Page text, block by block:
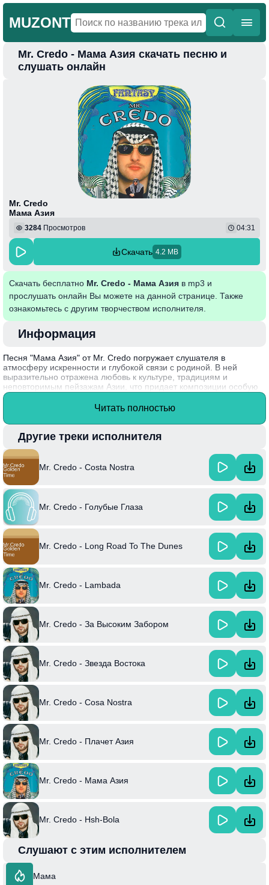
MUZONT
Главная
Mr. Credo - Мама Азия скачать песню и
слушать онлайн
Mr. Credo
Мама Азия
3284 Просмотров 04:31
Скачать 4.2 MB
Скачать бесплатно Mr. Credo - Мама Азия в mp3 и
прослушать онлайн Вы можете на данной странице. Также
ознакомьтесь с другим творчеством исполнителя.
Информация
Песня "Мама Азия" от Mr. Credo погружает слушателя в
атмосферу искренности и глубокой связи с родиной. В ней
выразительно отражена любовь к культуре, традициям и
неповторимым пейзажам Азии, что придает композиции особую
эмоциональную окраску. Лирика наполнена уважением и
гордостью за корни, побуждая слушателей оценить свое
современного звучания и искренних текстов делает эту песню
запоминающейся и актуальной, открывая новые грани
восприятия богатой азиатской культуры.
Mr. Credo, творивший в жанре хип-хоп, активно развивает идеи,
связанные с идентичностью и самовыражением, что находит
отклик у его аудитории.
Читать полностью
Другие треки исполнителя
Mr. Credo - Costa Nostra
Mr. Credo - Голубые Глаза
Mr. Credo - Long Road To The Dunes
Mr. Credo - Lambada
Mr. Credo - За Высоким Забором
Mr. Credo - Звезда Востока
Mr. Credo - Cosa Nostra
Mr. Credo - Плачет Азия
Mr. Credo - Мама Азия
Mr. Credo - Hsh-Bola
Слушают с этим исполнителем
Мама